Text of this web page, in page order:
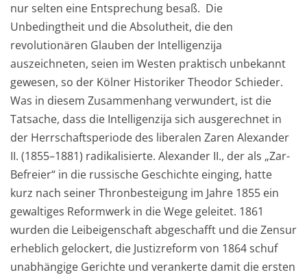
nur selten eine Entsprechung besaß. Die
Unbedingtheit und die Absolutheit, die den
revolutionären Glauben der Intelligenzija
auszeichneten, seien im Westen praktisch unbekannt
gewesen, so der Kölner Historiker Theodor Schieder.
Was in diesem Zusammenhang verwundert, ist die
Tatsache, dass die Intelligenzija sich ausgerechnet in
der Herrschaftsperiode des liberalen Zaren Alexander
II. (1855–1881) radikalisierte. Alexander II., der als „Zar-
Befreier“ in die russische Geschichte einging, hatte
kurz nach seiner Thronbesteigung im Jahre 1855 ein
gewaltiges Reformwerk in die Wege geleitet. 1861
wurden die Leibeigenschaft abgeschafft und die Zensur
erheblich gelockert, die Justizreform von 1864 schuf
unabhängige Gerichte und verankerte damit die ersten